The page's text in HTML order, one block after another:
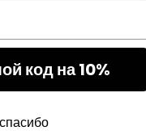
Cuir
посвящённая
делится здесь
создания.
код на 10%